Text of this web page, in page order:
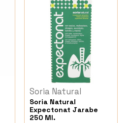
Soria Natural
Soria Natural
Expectonat Jarabe
250 Ml.